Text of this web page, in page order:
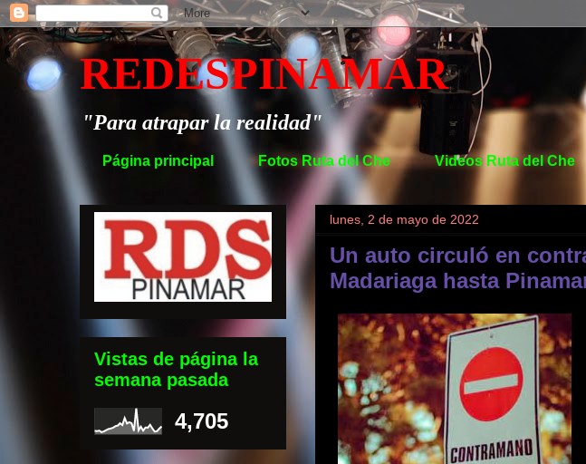
REDESPINAMAR
"Para atrapar la realidad"
Página principal Fotos Ruta del Che Videos Ruta del Che
lunes, 2 de mayo de 2022
Un auto circuló en
Madariaga hasta
Vistas de página la
semana pasada
4,705